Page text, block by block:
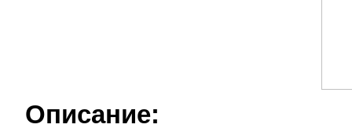
Описание: